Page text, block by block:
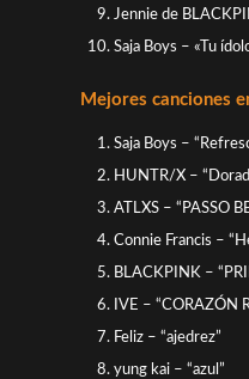
Jennie de
Saja Boys – «Tu
Mejores canciones
Saja Boys –
HUNTR/X –
ATLXS – “PASSO
Connie Francis –
BLACKPINK –
IVE – “CORAZÓN
Feliz – “ajedrez”
yung kai – “azul”